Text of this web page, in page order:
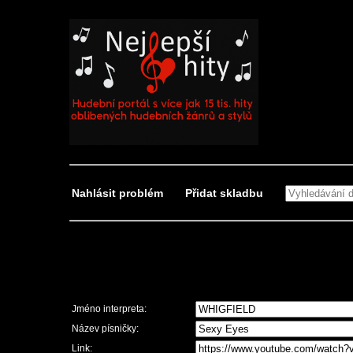
Nahlásit problém Přidat skladbu
Jméno interpreta:
Název písničky:
Link: